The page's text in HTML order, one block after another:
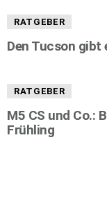
RATGEBER
Den Tucson gibt
RATGEBER
M5 CS und Co.:
Frühling